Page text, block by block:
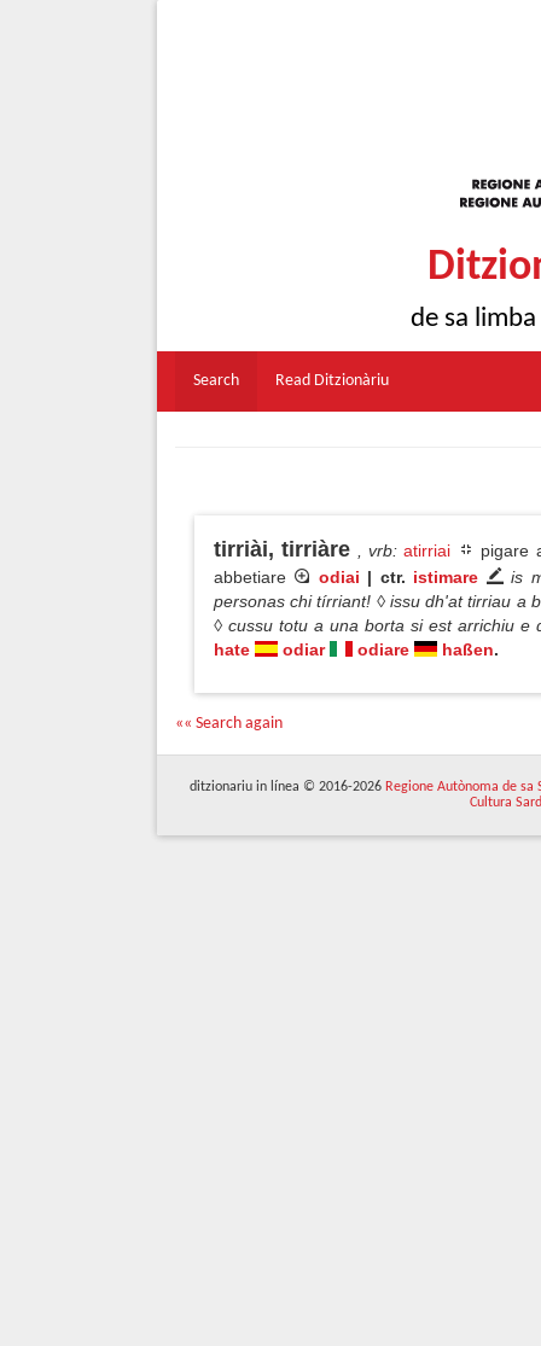
de sa
Search Read Ditzionàriu
tirriài, tirriàre , vrb: atirriai
pigare
abbetiare
odiai | ctr. istimare
is
personas chi tírriant! ◊ issu dh'at tirriau a
◊ cussu totu a una borta si est arrichiu
hate
odiar odiare haßen.
«« Search again
ditzionariu in línea © 2016-2026 Regione Autònoma de sa
Cultura